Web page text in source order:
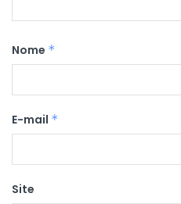
Nome *
E-mail *
Site